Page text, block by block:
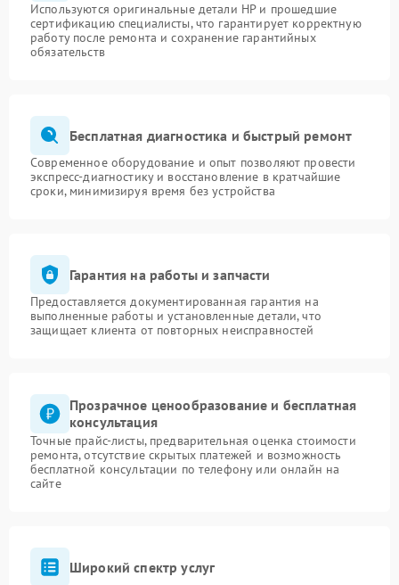
Используются оригинальные детали HP и прошедшие
сертификацию специалисты, что гарантирует корректную
работу после ремонта и сохранение гарантийных
обязательств
Бесплатная диагностика и быстрый ремонт
Современное оборудование и опыт позволяют провести
экспресс-диагностику и восстановление в кратчайшие
сроки, минимизируя время без устройства
Гарантия на работы и запчасти
Предоставляется документированная гарантия на
выполненные работы и установленные детали, что
защищает клиента от повторных неисправностей
Прозрачное ценообразование и бесплатная
консультация
Точные прайс-листы, предварительная оценка стоимости
ремонта, отсутствие скрытых платежей и возможность
бесплатной консультации по телефону или онлайн на
сайте
Широкий спектр услуг